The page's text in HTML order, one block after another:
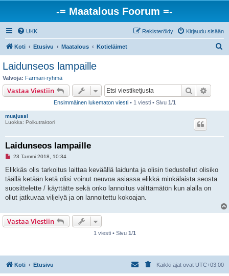
-= Maatalous Foorum =-
UKK Kirjaudu sisään
Rekisteröidy
Koti Etusivu Maatalous Kotieläimet
Laidunseos lampaille
Valvoja: Farmari-ryhmä
Vastaa Viestiin Etsi
Ensimmäinen lukematon viesti• 1 viesti • Sivu 1/1
muajussi
Luokka: Polkutraktori
Laidunseos lampaille
L
k
m
a
o
i
e
23 Tammi 2018, 10:34
Elikkäs olis tarkoitus laittaa keväällä laidunta ja olisin tiedustellut olisiko
täällä ketään ketä olisi voinut neuvoa asiassa.elikkä minkälaista seosta
suosittelette / käyttätte sekä onko lannoitus välttämätön kun alalla on
ollut jatkuvaa viljelyä ja on lannoitettu kokoajan.
Vastaa Viestiin
1 viesti • Sivu 1/1
Koti Etusivu Kaikki ajat ovat UTC+03:00